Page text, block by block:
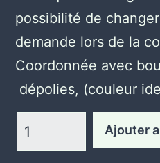
possibilité de
demande lors de la
Coordonnée avec
dépolies, (couleur
Ajouter